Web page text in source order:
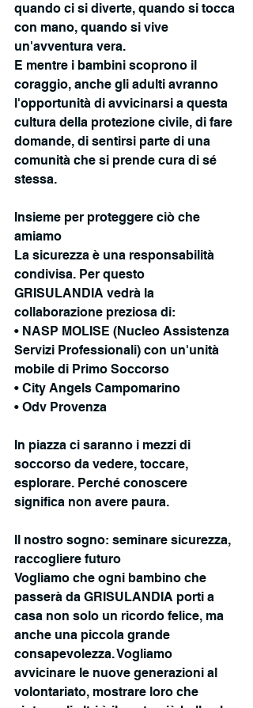
quando ci si diverte, quando si tocca
con mano, quando si vive
un'avventura vera.
E mentre i bambini scoprono il
coraggio, anche gli adulti avranno
l'opportunità di avvicinarsi a questa
cultura della protezione civile, di fare
domande, di sentirsi parte di una
comunità che si prende cura di sé
stessa.
Insieme per proteggere ciò che
amiamo
La sicurezza è una responsabilità
condivisa. Per questo
GRISULANDIA vedrà la
collaborazione preziosa di:
• NASP MOLISE (Nucleo Assistenza
Servizi Professionali) con un'unità
mobile di Primo Soccorso
• City Angels Campomarino
• Odv Provenza
In piazza ci saranno i mezzi di
soccorso da vedere, toccare,
esplorare. Perché conoscere
significa non avere paura.
Il nostro sogno: seminare sicurezza,
raccogliere futuro
Vogliamo che ogni bambino che
passerà da GRISULANDIA porti a
casa non solo un ricordo felice, ma
anche una piccola grande
consapevolezza. Vogliamo
avvicinare le nuove generazioni al
volontariato, mostrare loro che